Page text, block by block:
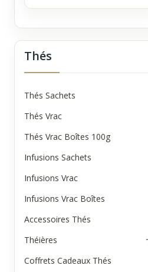
Thés
Thés Sachets
Thés Vrac
Thés Vrac Boîtes 100g
Infusions Sachets
Infusions Vrac
Infusions Vrac Boîtes
Accessoires Thés
Théières
Coffrets Cadeaux Thés